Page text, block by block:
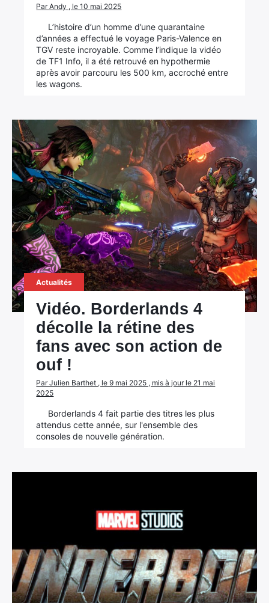
Par Andy , le 10 mai 2025
L’histoire d’un homme d’une quarantaine
d’années a effectué le voyage Paris-Valence en
TGV reste incroyable. Comme l’indique la vidéo
de TF1 Info, il a été retrouvé en hypothermie
après avoir parcouru les 500 km, accroché entre
les wagons.
Actualités
Vidéo. Borderlands 4
décolle la rétine des
fans avec son action de
ouf !
Par Julien Barthet , le 9 mai 2025 , mis à jour le 21 mai
2025
Borderlands 4 fait partie des titres les plus
attendus cette année, sur l'ensemble des
consoles de nouvelle génération.